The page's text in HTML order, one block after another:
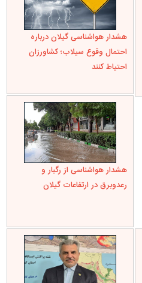
هشدار هواشناسی گیلان درباره
احتمال وقوع سیلاب؛ کشاورزان
احتیاط کنند
هشدار هواشناسی از رگبار و
رعدوبرق در ارتفاعات گیلان